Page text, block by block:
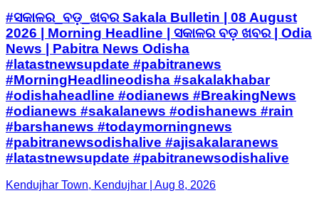
#ସକାଳର_ବଡ଼_ଖବର Sakala Bulletin | 08 August
2026 | Morning Headline | ସକାଳର ବଡ଼ ଖବର | Odia
News | Pabitra News Odisha
#latastnewsupdate #pabitranews
#MorningHeadlineodisha #sakalakhabar
#odishaheadline #odianews #BreakingNews
#odianews #sakalanews #odishanews #rain
#barshanews #todaymorningnews
#pabitranewsodishalive #ajisakalaranews
#latastnewsupdate #pabitranewsodishalive
Kendujhar Town, Kendujhar | Aug 8, 2026